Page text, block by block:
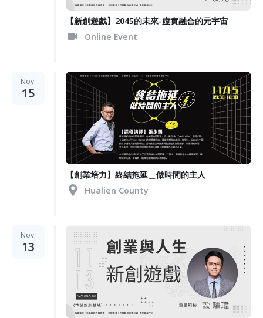
【新創遊戲】2045的未來-虛實融合的元宇宙
Online Event
Nov.
15
【創業培力】終結拖延＿做時間的主人
Hualien County
Nov.
13